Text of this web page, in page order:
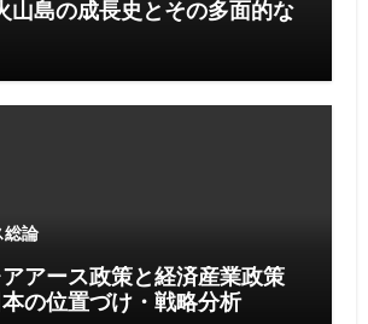
山島の成長史とその多面的な
総論
アース政策と経済産業政策
の位置づけ・戦略分析